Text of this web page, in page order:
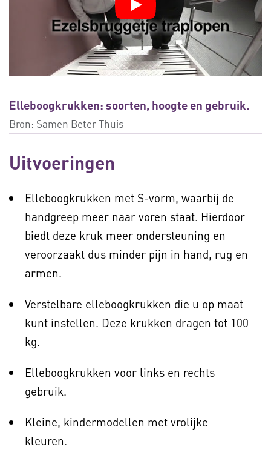
Elleboogkrukken: soorten, hoogte en gebruik.
Bron: Samen Beter Thuis
Uitvoeringen
Elleboogkrukken met S-vorm, waarbij de
handgreep meer naar voren staat. Hierdoor
biedt deze kruk meer ondersteuning en
veroorzaakt dus minder pijn in hand, rug en
armen.
Verstelbare elleboogkrukken die u op maat
kunt instellen. Deze krukken dragen tot 100
kg.
Elleboogkrukken voor links en rechts
gebruik.
Kleine, kindermodellen met vrolijke
kleuren.